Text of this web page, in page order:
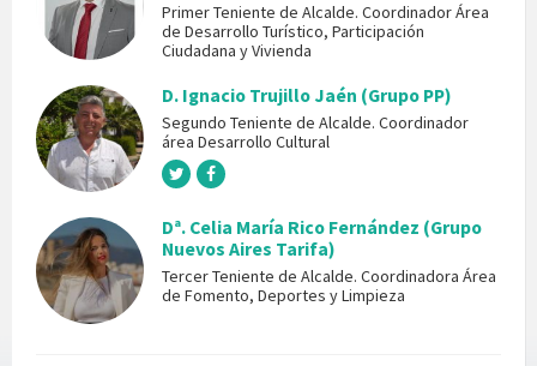
Primer Teniente de Alcalde. Coordinador Área
de Desarrollo Turístico, Participación
Ciudadana y Vivienda
D. Ignacio Trujillo Jaén (Grupo PP)
Segundo Teniente de Alcalde. Coordinador
área Desarrollo Cultural
Dª. Celia María Rico Fernández (Grupo
Nuevos Aires Tarifa)
Tercer Teniente de Alcalde. Coordinadora Área
de Fomento, Deportes y Limpieza